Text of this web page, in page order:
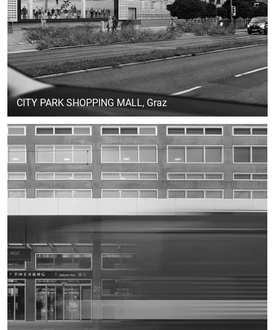
CITY PARK SHOPPING MALL, Graz